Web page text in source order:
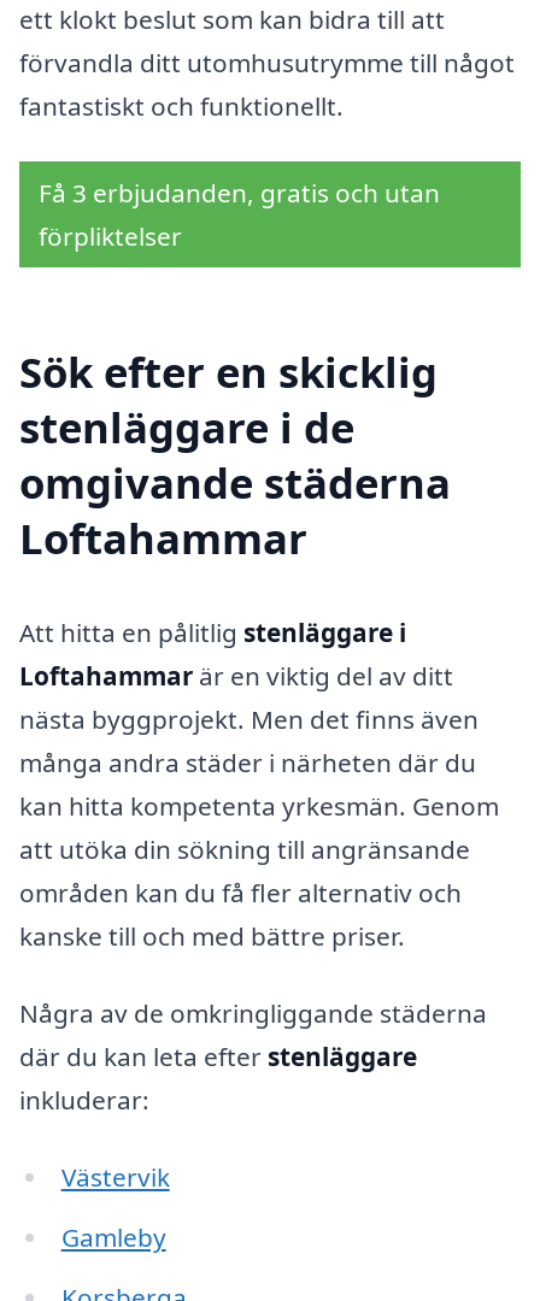
ett klokt beslut som kan bidra till att
förvandla ditt utomhusutrymme till något
fantastiskt och funktionellt.
Få 3 erbjudanden, gratis och utan
förpliktelser
Sök efter en skicklig
stenläggare i de
omgivande städerna
Loftahammar
Att hitta en pålitlig stenläggare i
Loftahammar är en viktig del av ditt
nästa byggprojekt. Men det finns även
många andra städer i närheten där du
kan hitta kompetenta yrkesmän. Genom
att utöka din sökning till angränsande
områden kan du få fler alternativ och
kanske till och med bättre priser.
Några av de omkringliggande städerna
där du kan leta efter stenläggare
inkluderar:
Västervik
Gamleby